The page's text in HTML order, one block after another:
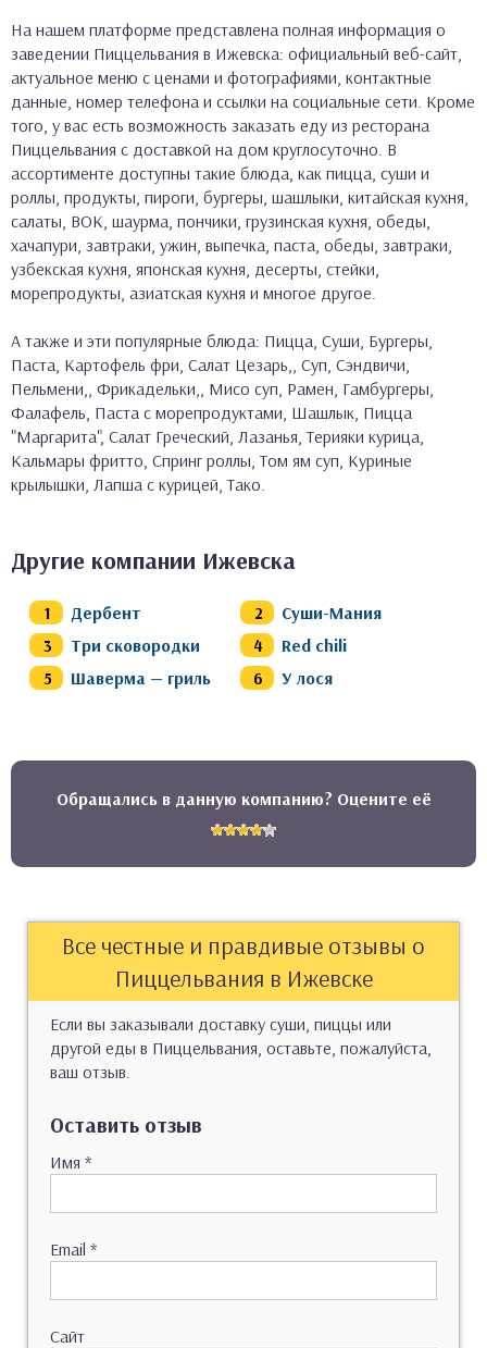
На нашем платформе представлена полная информация о
заведении Пиццельвания в Ижевска: официальный веб-сайт,
актуальное меню с ценами и фотографиями, контактные
данные, номер телефона и ссылки на социальные сети. Кроме
того, у вас есть возможность заказать еду из ресторана
Пиццельвания с доставкой на дом круглосуточно. В
ассортименте доступны такие блюда, как пицца, суши и
роллы, продукты, пироги, бургеры, шашлыки, китайская кухня,
салаты, ВОК, шаурма, пончики, грузинская кухня, обеды,
хачапури, завтраки, ужин, выпечка, паста, обеды, завтраки,
узбекская кухня, японская кухня, десерты, стейки,
морепродукты, азиатская кухня и многое другое.
А также и эти популярные блюда: Пицца, Суши, Бургеры,
Паста, Картофель фри, Салат Цезарь,, Суп, Сэндвичи,
Пельмени,, Фрикадельки,, Мисо суп, Рамен, Гамбургеры,
Фалафель, Паста с морепродуктами, Шашлык, Пицца
"Маргарита", Салат Греческий, Лазанья, Терияки курица,
Кальмары фритто, Спринг роллы, Том ям суп, Куриные
крылышки, Лапша с курицей, Тако.
Другие компании Ижевска
Дербент
Суши-Мания
Три сковородки
Red chili
Шаверма — гриль
У лося
Обращались в данную компанию? Оцените её
Все честные и правдивые отзывы о
Пиццельвания в Ижевске
Если вы заказывали доставку суши, пиццы или
другой еды в Пиццельвания, оставьте, пожалуйста,
ваш отзыв.
Оставить отзыв
Имя *
Email *
Сайт